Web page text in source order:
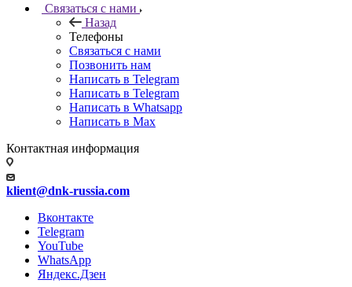
Связаться с нами
Назад
Телефоны
Связаться с нами
Позвонить нам
Написать в Telegram
Написать в Telegram
Написать в Whatsapp
Написать в Max
Контактная информация
klient@dnk-russia.com
Вконтакте
Telegram
YouTube
WhatsApp
Яндекс.Дзен